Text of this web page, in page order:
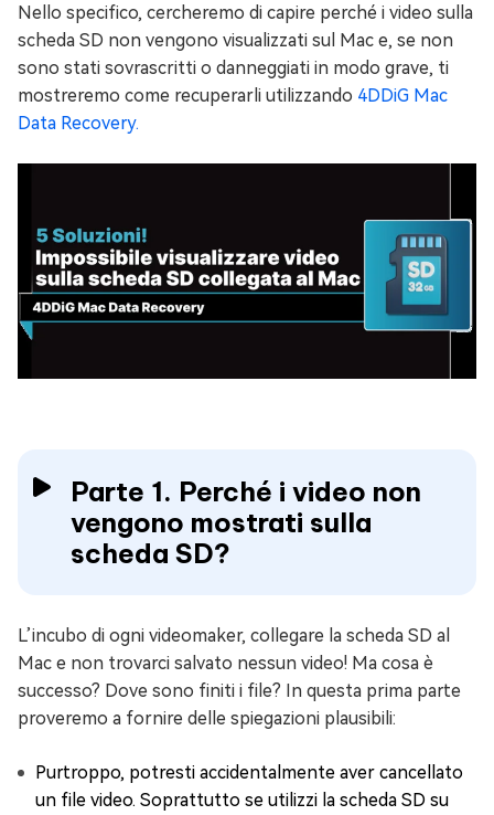
Nello specifico, cercheremo di capire perché i video sulla
scheda SD non vengono visualizzati sul Mac e, se non
sono stati sovrascritti o danneggiati in modo grave, ti
mostreremo come recuperarli utilizzando 4DDiG Mac
Data Recovery.
Parte 1. Perché i video non
vengono mostrati sulla
scheda SD?
L’incubo di ogni videomaker, collegare la scheda SD al
Mac e non trovarci salvato nessun video! Ma cosa è
successo? Dove sono finiti i file? In questa prima parte
proveremo a fornire delle spiegazioni plausibili:
Purtroppo, potresti accidentalmente aver cancellato
un file video. Soprattutto se utilizzi la scheda SD su